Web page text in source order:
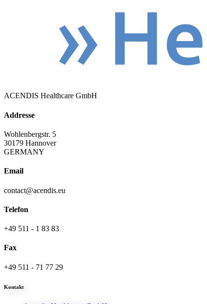
ACENDIS Healthcare GmbH
Addresse
Wohlenbergstr. 5
30179 Hannover
GERMANY
Email
contact@acendis.eu
Telefon
+49 511 - 1 83 83
Fax
+49 511 - 71 77 29
Kontakt